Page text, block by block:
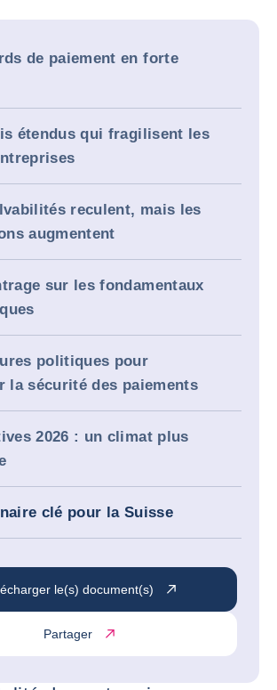
de paiement en forte
étendus qui fragilisent les
reculent, mais les
augmentent
sur les fondamentaux
politiques pour
la sécurité des paiements
2026 : un climat plus
clé pour la Suisse
le(s) document(s)
Partager